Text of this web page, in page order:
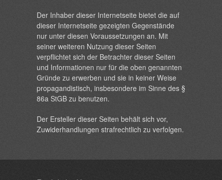
Der Inhaber dieser Internetseite bietet die auf
dieser Internetseite gezeigten Gegenstände
nur unter diesen Voraussetzungen an. Mit
seiner weiteren Nutzung dieser Seiten
verpflichtet sich der Betrachter dieser Seiten
und Informationen nur für die oben genannten
Gründe zu erwerben und sie in keiner Weise
propagandistisch, insbesondere im Sinne des §
86a StGB zu benutzen.
Der Ersteller dieser Seiten behält sich vor,
Zuwiderhandlungen strafrechtlich zu verfolgen.